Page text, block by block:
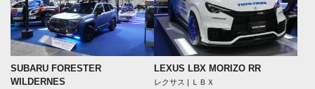
SUBARU FORESTER
WILDERNES
LEXUS LBX MORIZO RR
レクサス | ＬＢＸ